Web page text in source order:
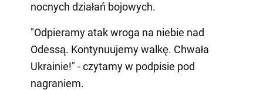
nocnych działań bojowych.
"Odpieramy atak wroga na niebie nad
Odessą. Kontynuujemy walkę. Chwała
Ukrainie!" - czytamy w podpisie pod
nagraniem.